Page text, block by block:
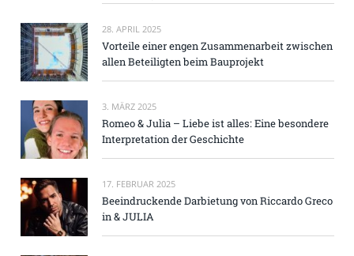
28. APRIL 2025
Vorteile einer engen Zusammenarbeit zwischen
allen Beteiligten beim Bauprojekt
3. MÄRZ 2025
Romeo & Julia – Liebe ist alles: Eine besondere
Interpretation der Geschichte
17. FEBRUAR 2025
Beeindruckende Darbietung von Riccardo Greco
in & JULIA